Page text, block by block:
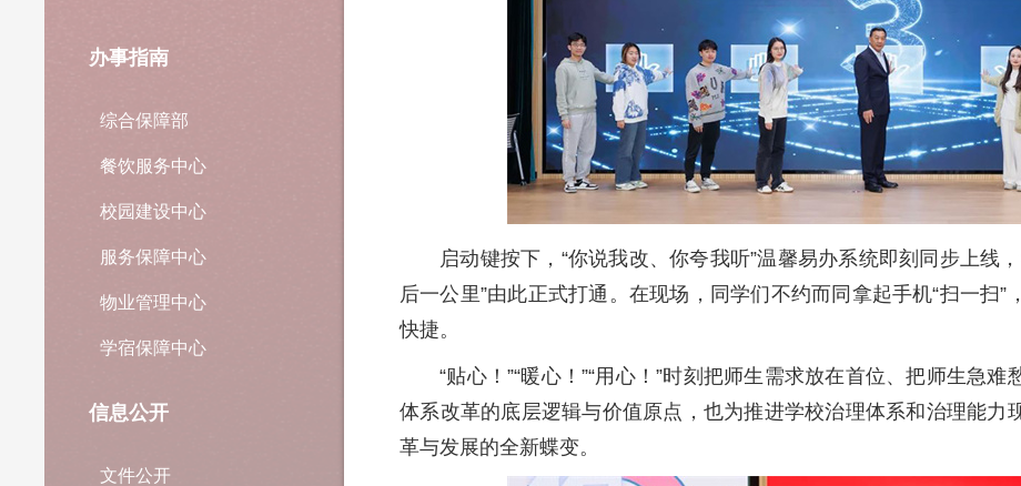
办事指南
综合保障部
餐饮服务中心
校园建设中心
服务保障中心
物业管理中心
学宿保障中心
信息公开
文件公开
启动键按下，“你说我改、你夸我听”温馨易办系统即刻同步上线
后一公里”由此正式打通。在现场，同学们不约而同拿起手机“扫一扫
快捷。
“贴心！”“暖心！”“用心！”时刻把师生需求放在首位、把师生急
体系改革的底层逻辑与价值原点，也为推进学校治理体系和治理能力
革与发展的全新蝶变。